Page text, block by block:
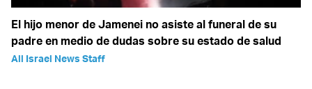
El hijo menor de Jamenei no asiste al funeral de su
padre en medio de dudas sobre su estado de salud
All Israel News Staff